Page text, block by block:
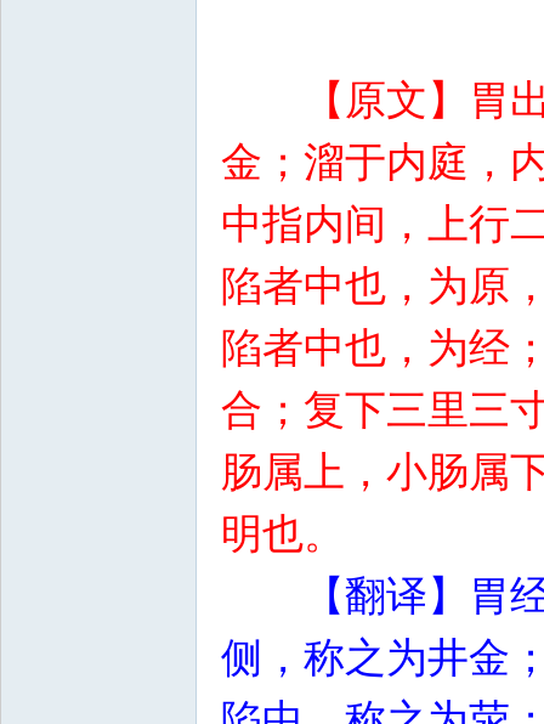
【原文】胃
金；溜于内庭，
中指内间，上行
陷者中也，为原
陷者中也，为经
合；复下三里三
肠属上，小肠属
明也。
【翻译】胃
侧，称之为井金